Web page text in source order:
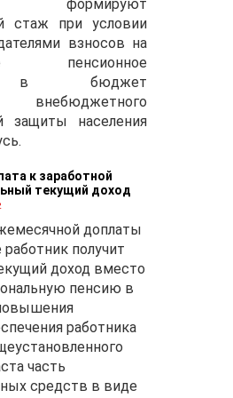
формируют
стаж при условии
взносов на
пенсионное
в бюджет
внебюджетного
защиты населения
к заработной
текущий доход
доплаты
работник получит
доход вместо
пенсию в
работника
часть
средств в виде